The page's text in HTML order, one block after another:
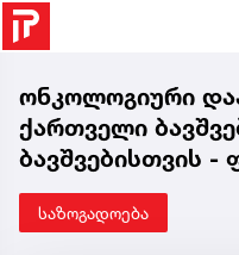
ონკოლოგიური
ქართველი
ბავშვებისთვის -
საზოგადოება